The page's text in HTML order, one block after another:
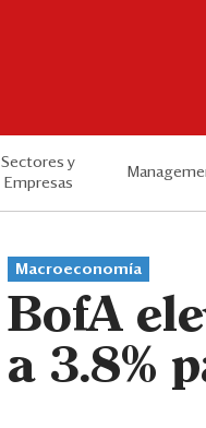
Sectores y
Empresas
Macroeconomía
BofA
a 3.8%